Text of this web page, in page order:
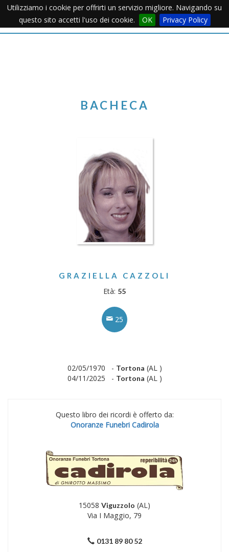
Utilizziamo i cookie per offrirti un servizio migliore. Navigando su
questo sito accetti l'uso dei cookie.
OK Privacy PolicyMenu
BACHECA
GRAZIELLA CAZZOLI
Età: 55
25
02/05/1970 - Tortona (AL )
04/11/2025 - Tortona (AL )
Questo libro dei ricordi è offerto da:
Onoranze Funebri Cadirola
15058 Viguzzolo (AL)
Via I Maggio, 79
0131 89 80 52